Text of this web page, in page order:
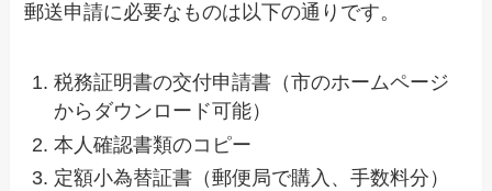
郵送申請に必要なものは以下の通りです。
税務証明書の交付申請書（市のホームページ
からダウンロード可能）
本人確認書類のコピー
定額小為替証書（郵便局で購入、手数料分）